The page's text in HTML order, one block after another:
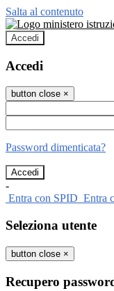
Salta al contenuto
Accedi
Accedi
button close ×
Password dimenticata?
-
Entra con SPID Entra
Seleziona utente
button close ×
Recupero